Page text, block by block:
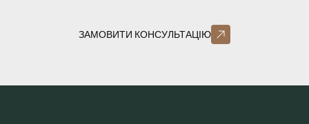
ЗАМОВИТИ КОНСУЛЬТАЦІЮ